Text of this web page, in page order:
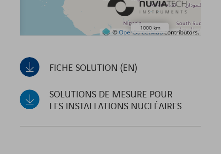
FICHE SOLUTION (EN)
SOLUTIONS DE MESURE POUR
LES INSTALLATIONS NUCLÉAIRES